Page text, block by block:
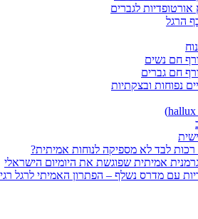
אורטופדיות לגברים
הרגל
חם נשים
חם גברים
נפוחות ובצקתיות
רכות לבד לא מספיקה לנוחות אמיתית?
עם מדרס נשלף – הפתרון האמיתי לרגל